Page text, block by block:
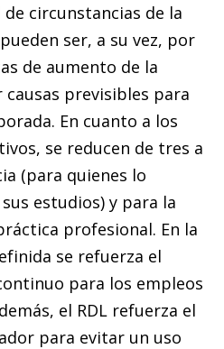
circunstancias de la
ser, a su vez, por
de aumento de la
previsibles para
En cuanto a los
se reducen de tres a
(para quienes lo
estudios) y para la
profesional. En la
se refuerza el
para los empleos
el RDL refuerza el
para evitar un uso